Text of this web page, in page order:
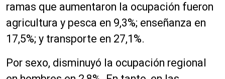
ramas que aumentaron la ocupación fueron
agricultura y pesca en 9,3%; enseñanza en
17,5%; y transporte en 27,1%.
Por sexo, disminuyó la ocupación regional